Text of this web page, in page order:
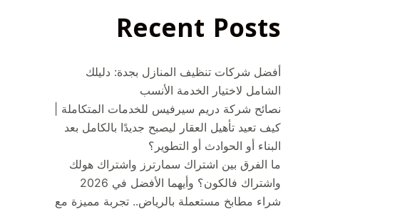
Recent Posts
أفضل شركات تنظيف المنازل بجدة: دليلك
الشامل لاختيار الخدمة الأنسب
نصائح شركة دريم سيرفيس للخدمات المتكاملة |
كيف تعيد تأهيل العقار ليصبح جديدًا بالكامل بعد
البناء أو الحوادث أو التطوير؟
ما الفرق بين اشتراك سمارترز واشتراك هولك
واشتراك فالكون؟ وأيهما الأفضل في 2026
شراء مطابخ مستعملة بالرياض.. تجربة مميزة مع